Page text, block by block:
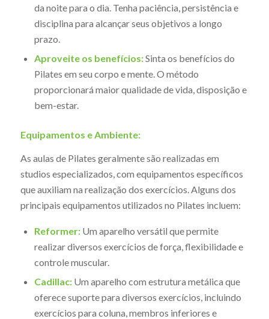
da noite para o dia. Tenha paciência, persistência e
disciplina para alcançar seus objetivos a longo
prazo.
Aproveite os benefícios:Sinta os benefícios do
Pilates em seu corpo e mente. O método
proporcionará maior qualidade de vida, disposição e
bem-estar.
Equipamentos e Ambiente:
As aulas de Pilates geralmente são realizadas em
studios especializados, com equipamentos específicos
que auxiliam na realização dos exercícios. Alguns dos
principais equipamentos utilizados no Pilates incluem:
Reformer:Um aparelho versátil que permite
realizar diversos exercícios de força, flexibilidade e
controle muscular.
Cadillac:Um aparelho com estrutura metálica que
oferece suporte para diversos exercícios, incluindo
exercícios para coluna, membros inferiores e